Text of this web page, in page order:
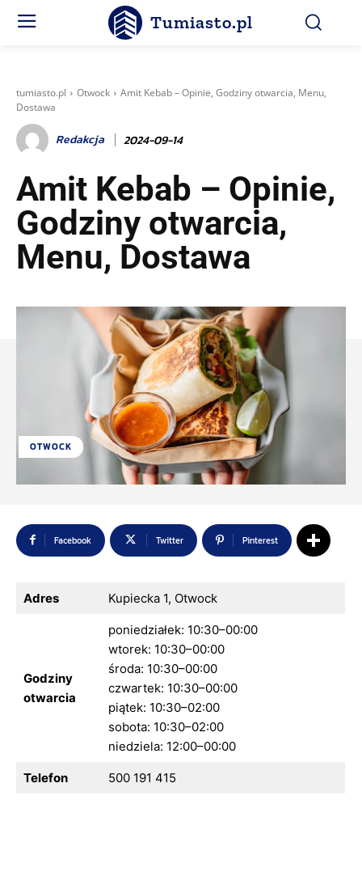
Tumiasto.pl
tumiasto.pl Otwock
Amit Kebab – Opinie, Godziny otwarcia, Menu,
Dostawa
Redakcja 2024-09-14
Amit Kebab – Opinie,
Godziny otwarcia,
Menu, Dostawa
OTWOCK
Facebook Twitter Pinterest
Adres Kupiecka 1, Otwock
Godziny
otwarcia
poniedziałek: 10:30–00:00
wtorek: 10:30–00:00
środa: 10:30–00:00
czwartek: 10:30–00:00
piątek: 10:30–02:00
sobota: 10:30–02:00
niedziela: 12:00–00:00
Telefon 500 191 415